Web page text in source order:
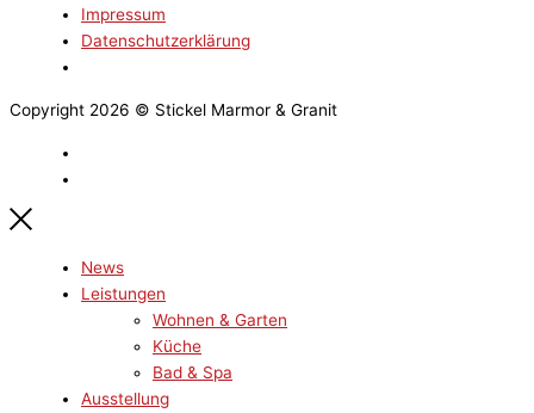
Impressum
Datenschutzerklärung
Copyright 2026 © Stickel Marmor & Granit
News
Leistungen
Wohnen & Garten
Küche
Bad & Spa
Ausstellung